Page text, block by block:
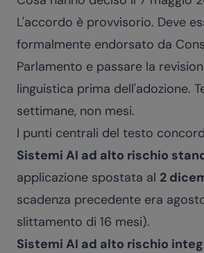
L'accordo è provvisorio. Deve
formalmente endorsato da
Parlamento e passare la
linguistica prima dell'adozione.
settimane, non mesi.
I punti centrali del testo
Sistemi AI ad alto rischio
applicazione spostata al 2
scadenza precedente era
slittamento di 16 mesi).
Sistemi AI ad alto rischio